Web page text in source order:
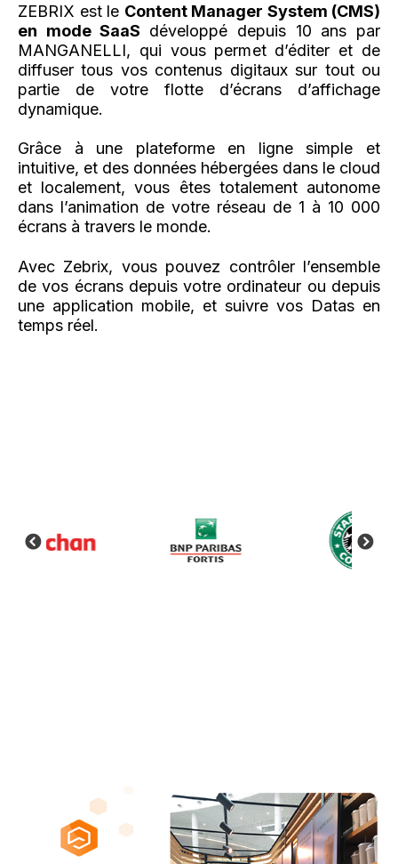
ZEBRIX est le Content Manager System (CMS)
en mode SaaS développé depuis 10 ans par
MANGANELLI, qui vous permet d’éditer et de
diffuser tous vos contenus digitaux sur tout ou
partie de votre flotte d’écrans d’affichage
dynamique.
Grâce à une plateforme en ligne simple et
intuitive, et des données hébergées dans le cloud
et localement, vous êtes totalement autonome
dans l’animation de votre réseau de 1 à 10 000
écrans à travers le monde.
Avec Zebrix, vous pouvez contrôler l’ensemble
de vos écrans depuis votre ordinateur ou depuis
une application mobile, et suivre vos Datas en
temps réel.